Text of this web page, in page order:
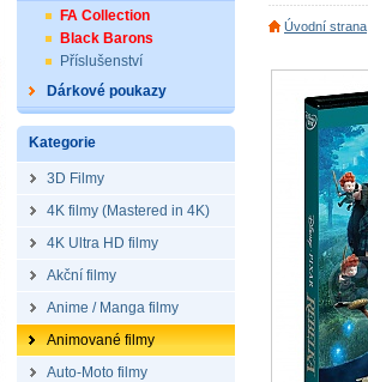
FA Collection
Black Barons
Příslušenství
Dárkové poukazy
Kategorie
3D Filmy
4K filmy (Mastered in 4K)
4K Ultra HD filmy
Akční filmy
Anime / Manga filmy
Animované filmy
Auto-Moto filmy
Úvodní strana